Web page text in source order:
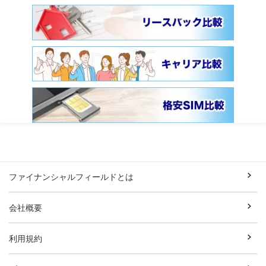
ファイナンシャルフィールドとは
会社概要
利用規約